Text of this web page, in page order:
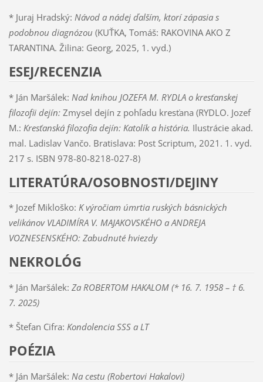
* Juraj Hradský: Návod a nádej ďalším, ktorí zápasia s
podobnou diagnózou (KUŤKA, Tomáš: RAKOVINA AKO Z
TARANTINA. Žilina: Georg, 2025, 1. vyd.)
ESEJ/RECENZIA
* Ján Maršálek: Nad knihou JOZEFA M. RYDLA o kresťanskej
filozofii dejín: Zmysel dejín z pohľadu kresťana (RYDLO. Jozef
M.: Kresťanská filozofia dejín: Katolík a história. Ilustrácie akad.
mal. Ladislav Vančo. Bratislava: Post Scriptum, 2021. 1. vyd.
217 s. ISBN 978-80-8218-027-8)
LITERATÚRA/OSOBNOSTI/DEJINY
* Jozef Mikloško: K výročiam úmrtia ruských básnických
velikánov VLADIMÍRA V. MAJAKOVSKÉHO a ANDREJA
VOZNESENSKÉHO: Zabudnuté hviezdy
NEKROLÓG
* Ján Maršálek: Za ROBERTOM HAKALOM (* 16. 7. 1958 – † 6.
7. 2025)
* Štefan Cifra: Kondolencia SSS a LT
POÉZIA
* Ján Maršálek: Na cestu (Robertovi Hakalovi)